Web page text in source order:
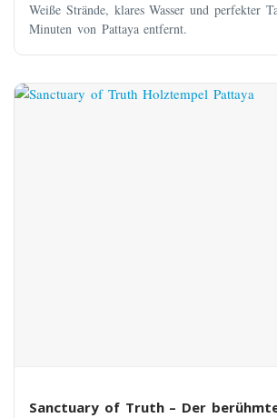
Weiße Strände, klares Wasser und perfekter Tagesausflug nur 30
Minuten von Pattaya entfernt.
Sanctuary of Truth – Der